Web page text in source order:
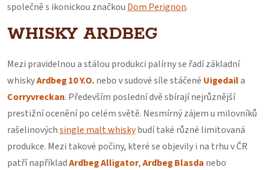
společně s ikonickou značkou Dom Perignon.
WHISKY ARDBEG
Mezi pravidelnou a stálou produkci palírny se řadí základní
whiskyArdbeg 10 Y.O.nebo v sudové síle stáčené Uigedaila
Corryvreckan. Především poslední dvě sbírají nejrůznější
prestižní ocenění po celém světě. Nesmírný zájem u milovníků
rašelinovýchsingle malt whiskybudí také různé limitovaná
produkce. Mezi takové počiny, které se objevily i na trhu v ČR
patří napříkladArdbeg Alligator,Ardbeg Blasda nebo